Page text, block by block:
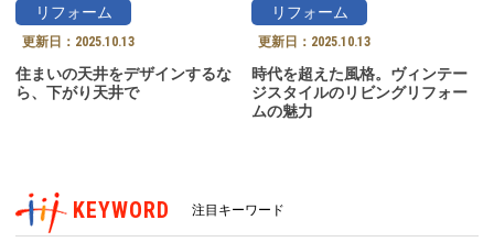
リフォーム
更新日： 2025.10.13
住まいの天井をデザインするな
ら、下がり天井で
リフォーム
更新日： 2025.10.13
時代を超えた風格。ヴィンテー
ジスタイルのリビングリフォー
ムの魅力
KEYWORD 注目キーワード